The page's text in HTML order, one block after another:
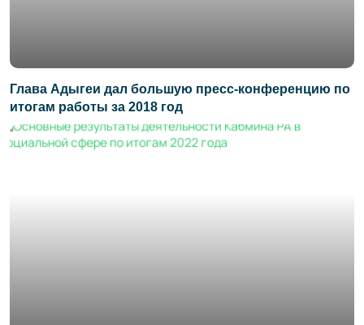
Глава Адыгеи дал большую пресс-конференцию по
итогам работы за 2018 год